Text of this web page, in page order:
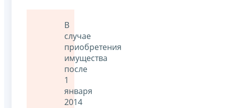
В
случае
приобретения
имущества
после
1
января
2014